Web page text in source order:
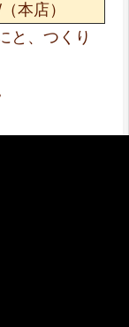
本店）
と、つくり